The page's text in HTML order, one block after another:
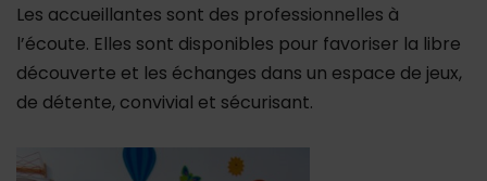
Les accueillantes sont des professionnelles à
l’écoute. Elles sont disponibles pour favoriser la libre
découverte et les échanges dans un espace de jeux,
de détente, convivial et sécurisant.